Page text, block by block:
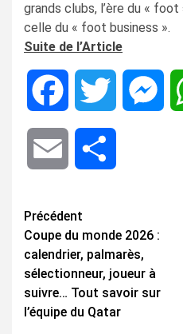
grands clubs, l’ère du «
celle du « foot business ».
Suite de l’Article
Facebook Twitter
Email
Navigation
d’article
Précédent
Coupe du monde 2026 :
calendrier, palmarès,
sélectionneur, joueur à
suivre… Tout savoir sur
l’équipe du Qatar